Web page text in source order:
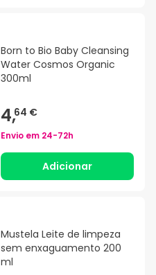
Born to Bio Baby Cleansing
Water Cosmos Organic
300ml
4,64 €
Envio em 24-72h
Adicionar
Mustela Leite de limpeza
sem enxaguamento 200
ml